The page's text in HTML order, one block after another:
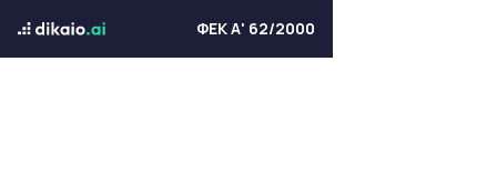
ΦΕΚ Α' 62/2000